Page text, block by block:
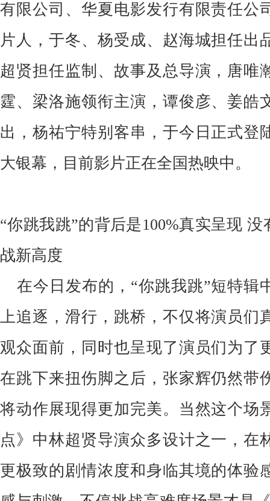
有限公司、华夏电影发行有限责任公
片人，于冬、杨受成、赵海城担任出
超贤担任监制、故事及总导演，唐唯
霆、梁洛施领衔主演，谭俊彦、姜皓
出，杨祐宁特别客串，于今日正式登
大银幕，目前影片正在全国热映中。
“你跳我跳”的背后是100%真实呈现
战新高度
在今日发布的， “你跳我跳”短特辑
上追逐，滑行，跳桥，不仅将演员们
观众面前，同时也呈现了演员们为了
在跳下来扭伤脚之后，张家辉仍然带
将动作展现得更加完美。当然这个场
点》中林超贤导演众多设计之一，在
更极致的剧情浓度和身临其境的体验